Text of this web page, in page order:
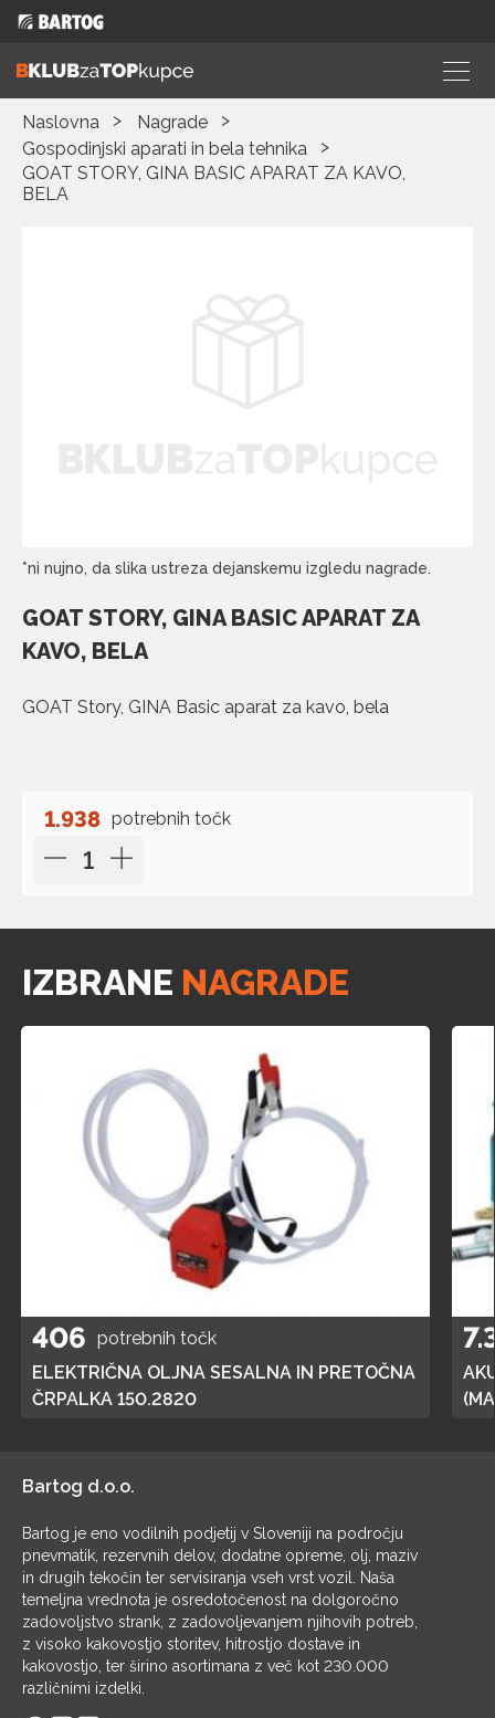
Naslovna
Nagrade
Gospodinjski aparati in bela tehnika
GOAT STORY, GINA BASIC APARAT ZA KAVO,
BELA
*ni nujno, da slika ustreza dejanskemu izgledu nagrade.
GOAT STORY, GINA BASIC APARAT ZA
KAVO, BELA
GOAT Story, GINA Basic aparat za kavo, bela
1.938 potrebnih točk
IZBRANE NAGRADE
406 potrebnih točk
ELEKTRIČNA OLJNA SESALNA IN PRETOČNA
ČRPALKA 150.2820
Bartog d.o.o.
Bartog je eno vodilnih podjetij v Sloveniji na področju
pnevmatik, rezervnih delov, dodatne opreme, olj, maziv
in drugih tekočin ter servisiranja vseh vrst vozil. Naša
temeljna vrednota je osredotočenost na dolgoročno
zadovoljstvo strank, z zadovoljevanjem njihovih potreb,
z visoko kakovostjo storitev, hitrostjo dostave in
kakovostjo, ter širino asortimana z več kot 230.000
različnimi izdelki.